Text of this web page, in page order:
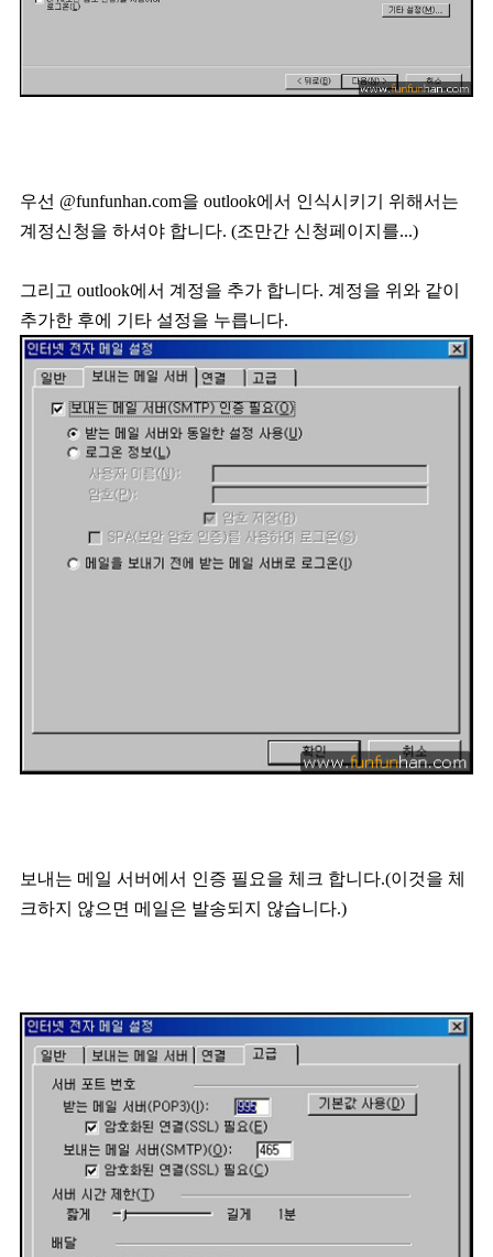
우선 @funfunhan.com을 outlook에서 인식시키기 위해서는
계정신청을 하셔야 합니다. (조만간 신청페이지를...)
그리고 outlook에서 계정을 추가 합니다. 계정을 위와 같이
추가한 후에 기타 설정을 누릅니다.
보내는 메일 서버에서 인증 필요을 체크 합니다.(이것을 체
크하지 않으면 메일은 발송되지 않습니다.)